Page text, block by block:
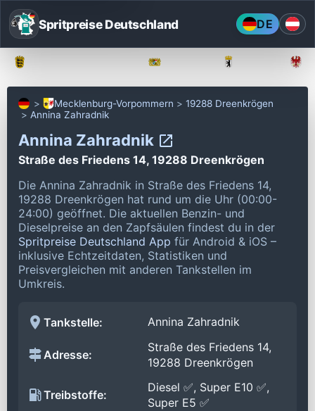
Spritpreise Deutschland DE
Mecklenburg-Vorpommern
19288 Dreenkrögen
Annina Zahradnik
Annina Zahradnik
Straße des Friedens 14, 19288 Dreenkrögen
Die Annina Zahradnik in Straße des Friedens 14,
19288 Dreenkrögen hat rund um die Uhr (00:00-
24:00) geöffnet. Die aktuellen Benzin- und
Dieselpreise an den Zapfsäulen findest du in der
Spritpreise Deutschland App für Android & iOS –
inklusive Echtzeitdaten, Statistiken und
Preisvergleichen mit anderen Tankstellen im
Umkreis.
Tankstelle: Annina Zahradnik
Adresse:
Straße des Friedens 14,
19288 Dreenkrögen
Treibstoffe:
Diesel ✅, Super E10 ✅,
Super E5 ✅